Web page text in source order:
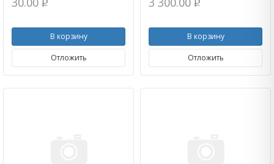
p
В корзину
Отложить
p
В корзину
Отложить